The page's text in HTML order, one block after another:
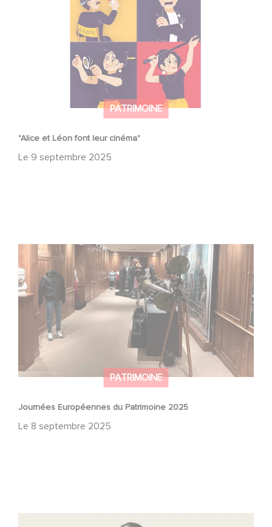
PATRIMOINE
"Alice et Léon font leur cinéma"
Le 9 septembre 2025
PATRIMOINE
Journées Européennes du Patrimoine 2025
Le 8 septembre 2025
Journées Européennes du Patrimoine 2025
130 ans d’innovation, et l’histoire continue